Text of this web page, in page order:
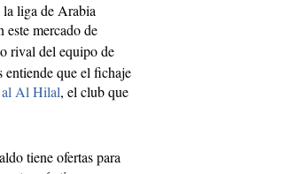
la liga de Arabia
este mercado de
rival del equipo de
que el fichaje
al Al Hilal, el club que
tiene ofertas para